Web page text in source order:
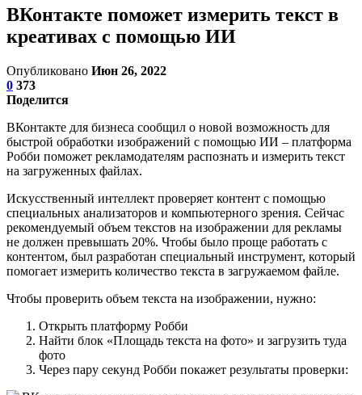
ВКонтакте поможет измерить текст в
креативах с помощью ИИ
Опубликовано Июн 26, 2022
0 373
Поделится
ВКонтакте для бизнеса сообщил о новой возможность для
быстрой обработки изображений с помощью ИИ – платформа
Робби поможет рекламодателям распознать и измерить текст
на загруженных файлах.
Искусственный интеллект проверяет контент с помощью
специальных анализаторов и компьютерного зрения. Сейчас
рекомендуемый объем текстов на изображении для рекламы
не должен превышать 20%. Чтобы было проще работать с
контентом, был разработан специальный инструмент, который
помогает измерить количество текста в загружаемом файле.
Чтобы проверить объем текста на изображении, нужно:
Открыть платформу Робби
Найти блок «Площадь текста на фото» и загрузить туда
фото
Через пару секунд Робби покажет результаты проверки: